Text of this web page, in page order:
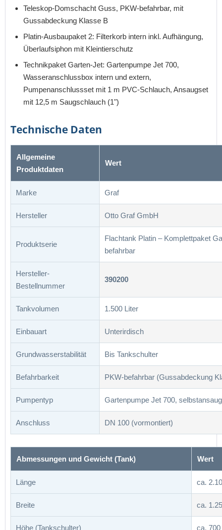
Teleskop-Domschacht Guss, PKW-befahrbar, mit
Gussabdeckung Klasse B
Platin-Ausbaupaket 2: Filterkorb intern inkl. Aufhängung,
Überlaufsiphon mit Kleintierschutz
Technikpaket Garten-Jet: Gartenpumpe Jet 700,
Wasseranschlussbox intern und extern,
Pumpenanschlussset mit 1 m PVC-Schlauch, Ansaugset
mit 12,5 m Saugschlauch (1")
Technische Daten
Allgemeine
Produktdaten
Wert
Marke Graf
Hersteller Otto Graf GmbH
Produktserie
Flachtank Platin – Komplettpaket
befahrbar
Hersteller-
Bestellnummer
390200
Tankvolumen 1.500 Liter
Einbauart Unterirdisch
Grundwasserstabilität Bis Tankschulter
Befahrbarkeit PKW-befahrbar (Gussabdeckung
Pumpentyp Gartenpumpe Jet 700,
Anschluss DN 100 (vormontiert)
Abmessungen und Gewicht (Tank) Wert
Länge ca.
Breite ca.
Höhe (Tankschulter) ca.